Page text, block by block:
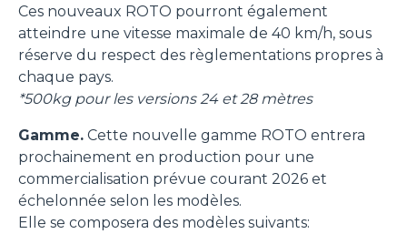
Ces nouveaux ROTO pourront également
atteindre une vitesse maximale de 40 km/h, sous
réserve du respect des règlementations propres à
chaque pays.
*500kg pour les versions 24 et 28 mètres
Gamme. Cette nouvelle gamme ROTO entrera
prochainement en production pour une
commercialisation prévue courant 2026 et
échelonnée selon les modèles.
Elle se composera des modèles suivants: